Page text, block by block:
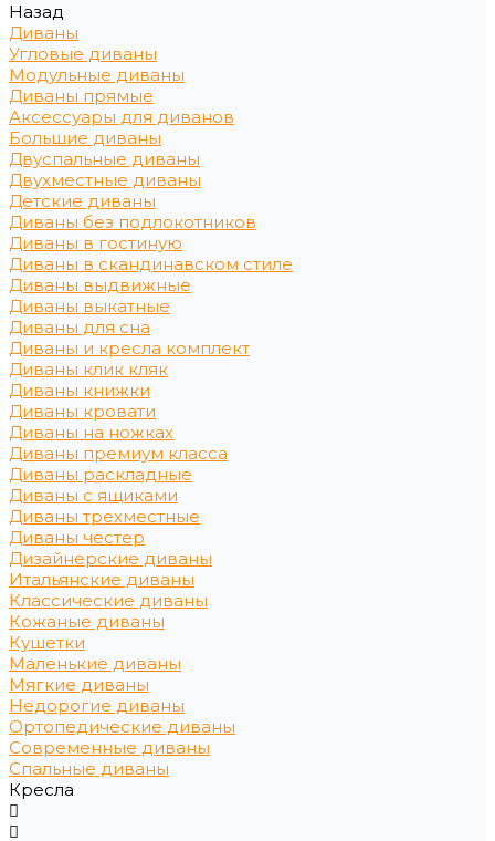
Назад
Диваны
Угловые диваны
Модульные диваны
Диваны прямые
Аксессуары для диванов
Большие диваны
Двуспальные диваны
Двухместные диваны
Детские диваны
Диваны без подлокотников
Диваны в гостиную
Диваны в скандинавском стиле
Диваны выдвижные
Диваны выкатные
Диваны для сна
Диваны и кресла комплект
Диваны клик кляк
Диваны книжки
Диваны кровати
Диваны на ножках
Диваны премиум класса
Диваны раскладные
Диваны с ящиками
Диваны трехместные
Диваны честер
Дизайнерские диваны
Итальянские диваны
Классические диваны
Кожаные диваны
Кушетки
Маленькие диваны
Мягкие диваны
Недорогие диваны
Ортопедические диваны
Современные диваны
Спальные диваны
Кресла